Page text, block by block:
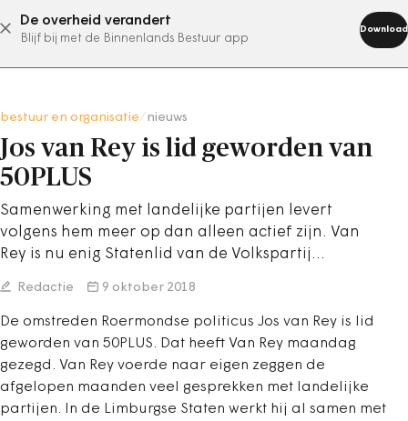
De overheid verandert
Blijf bij met de Binnenlands Bestuur app
Download
abonneer nu
bestuur en organisatie nieuws
Jos van Rey is lid geworden van
50PLUS
Samenwerking met landelijke partijen levert
volgens hem meer op dan alleen actief zijn. Van
Rey is nu enig Statenlid van de Volkspartij…
Redactie 9 oktober 2018
De omstreden Roermondse politicus Jos van Rey is lid
geworden van 50PLUS. Dat heeft Van Rey maandag
gezegd. Van Rey voerde naar eigen zeggen de
afgelopen maanden veel gesprekken met landelijke
partijen. In de Limburgse Staten werkt hij al samen met